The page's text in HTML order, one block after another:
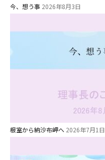
今、想う事 2026年8月3日
根室から納沙布岬へ 2026年7月1日